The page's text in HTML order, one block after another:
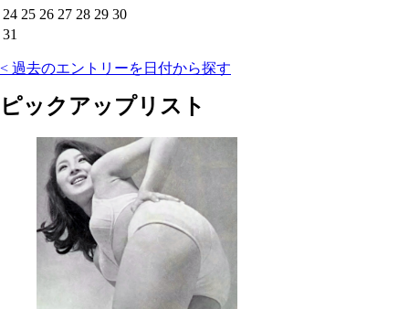
24 25 26 27 28 29 30
31
< 過去のエントリーを日付から探す
ピックアップリスト